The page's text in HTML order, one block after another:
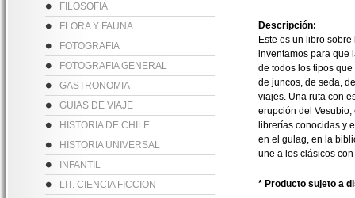
FILOSOFIA
FLORA Y FAUNA
FOTOGRAFIA
FOTOGRAFIA GENERAL
GASTRONOMIA
GUIAS DE VIAJE
HISTORIA DE CHILE
HISTORIA UNIVERSAL
INFANTIL
LIT. CIENCIA FICCION
Descripción:
Este es un libro
inventamos para que
de todos los tipos
de juncos, de seda,
viajes. Una ruta con
erupción del
librerías conocidas y
en el gulag, en la
une a los clásicos
* Producto sujeto a